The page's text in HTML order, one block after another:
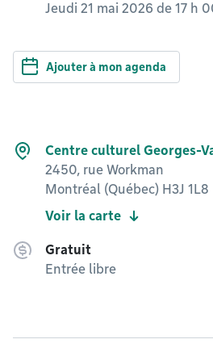
Jeudi 21 mai 2026 de 17 h
Ajouter à mon agenda
Centre culturel Georges-
2450, rue Workman
Montréal (Québec) H3J 1L8
Voir la carte
Gratuit
Entrée libre